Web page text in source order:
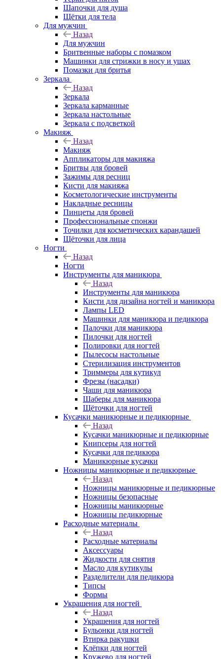
Шапочки для душа
Щётки для тела
Для мужчин
Назад
Для мужчин
Бритвенные наборы с помазком
Машинки для стрижки в носу и ушах
Помазки для бритья
Зеркала
Назад
Зеркала
Зеркала карманные
Зеркала настольные
Зеркала с подсветкой
Макияж
Назад
Макияж
Аппликаторы для макияжа
Бритвы для бровей
Зажимы для ресниц
Кисти для макияжа
Косметологические инструменты
Накладные ресницы
Пинцеты для бровей
Профессиональные спонжи
Точилки для косметических карандашей
Щёточки для лица
Ногти
Назад
Ногти
Инструменты для маникюра
Назад
Инструменты для маникюра
Кисти для дизайна ногтей и маникюра
Лампы LED
Машинки для маникюра и педикюра
Палочки для маникюра
Пилочки для ногтей
Полировки для ногтей
Пылесосы настольные
Стерилизация инструментов
Триммеры для кутикул
Фрезы (насадки)
Чаши для маникюра
Шаберы для маникюра
Щёточки для ногтей
Кусачки маникюрные и педикюрные
Назад
Кусачки маникюрные и педикюрные
Книпсеры для ногтей
Кусачки для педикюра
Маникюрные кусачки
Ножницы маникюрные и педикюрные
Назад
Ножницы маникюрные и педикюрные
Ножницы безопасные
Ножницы маникюрные
Ножницы педикюрные
Расходные материалы
Назад
Расходные материалы
Аксессуары
Жидкости для снятия
Масло для кутикулы
Разделители для педикюра
Типсы
Формы
Украшения для ногтей
Назад
Украшения для ногтей
Бульонки для ногтей
Втирка ракушки
Клёпки для ногтей
Кружево для ногтей